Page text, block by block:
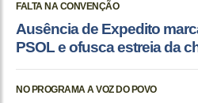
FALTA NA CONVENÇÃO
Ausência de Expedito
PSOL e ofusca estreia da
NO PROGRAMA A VOZ DO POVO